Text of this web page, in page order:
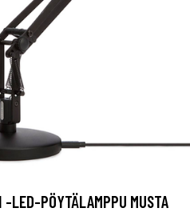
LED-PÖYTÄLAMPPU MUSTA